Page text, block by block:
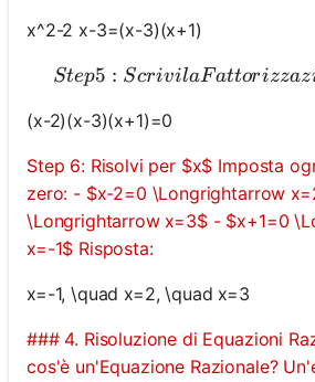
la Tua
Prima
x^2-2 x-3=(x-3)(x+1)
Step
Step5 : ScrivilaFattorizzaz
(x-2)(x-3)(x+1)=0
Step 6: Risolvi per $x$ Imposta
zero: - $x-2=0 \Longrightarrow
\Longrightarrow x=3$ - $x+1=0
x=-1$ Risposta:
x=-1, \quad x=2, \quad x=3
### 4. Risoluzione di Equazioni
cos'è un'Equazione Razionale?